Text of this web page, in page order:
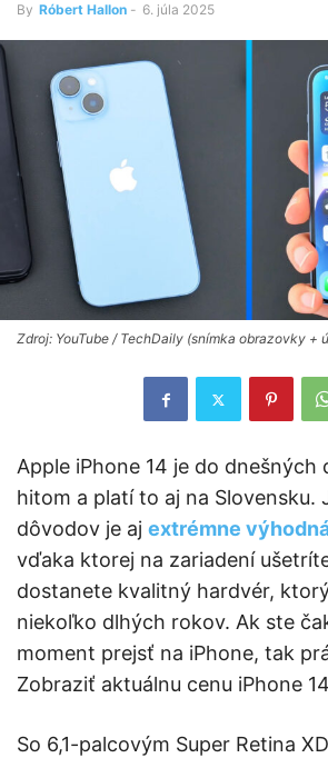
By Róbert Hallon - 6. júla 2025
Zdroj: YouTube / TechDaily (snímka obrazovky +
Apple iPhone 14 je do dnešných
hitom a platí to aj na Slovensku.
dôvodov je aj extrémne
vďaka ktorej na zariadení
dostanete kvalitný hardvér,
niekoľko dlhých rokov. Ak ste
moment prejsť na iPhone, tak
Zobraziť aktuálnu cenu iPhone
So 6,1-palcovým Super Retina